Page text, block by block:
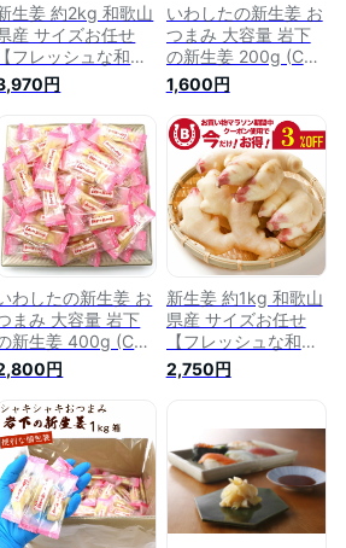
生姜 約2kg 和歌山
産 サイズお任せ
【フレッシュな和歌
県産の新生姜】季
野菜 マイルドな辛
み 新しょうが しょ
うが 生姜 2kg ガリ
甘酢漬け 天ぷら 生
姜湯に 国産新しょう
が 国産新生姜 国産
ガリ 漬物 国産生姜
しょうが 送料無料 ※
北海道・沖縄・離島
除く
円
いわしたの新生姜 お
つまみ 大容量 岩下
の新生姜 200g (CL)
個包装 チャック袋入
しんしょうが おやつ
新生姜の甘酢 ガリ
業務用 甘酢漬け メ
ール便 送料無料
1,600円
わしたの新生姜 お
まみ 大容量 岩下
新生姜 400g (CL)
包装 チャック袋入
んしょうが おやつ
新生姜の甘酢 ガリ
業務用 甘酢漬け
円
新生姜 約1kg 和歌山
県産 サイズお任せ
【フレッシュな和歌
山県産の新生姜】季
節野菜 マイルドな辛
うが 生姜 生鮮 野菜
ガリ 甘酢漬け 天ぷ
ら 生姜湯 国産 新し
ょうが 国産新生姜
国産ガリ 漬物 国産
生姜 食品 送料無料 ※
2,750円